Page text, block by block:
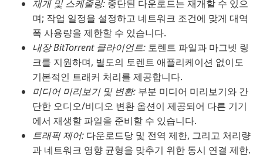
재개 및 스케줄링: 중단된 다운로드는 재개할 수 있으
며; 작업 일정을 설정하고 네트워크 조건에 맞게 대역
폭 사용량을 제한할 수 있습니다.
내장 BitTorrent 클라이언트: 토렌트 파일과 마그넷 링
크를 지원하며, 별도의 토렌트 애플리케이션 없이도
기본적인 트래커 처리를 제공합니다.
미디어 미리보기 및 변환: 부분 미디어 미리보기와 간
단한 오디오/비디오 변환 옵션이 제공되어 다른 기기
에서 재생할 파일을 준비할 수 있습니다.
트래픽 제어: 다운로드당 및 전역 제한, 그리고 처리량
과 네트워크 영향 균형을 맞추기 위한 동시 연결 제한.